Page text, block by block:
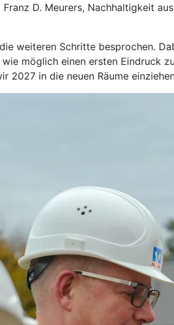
D. Meurers, Nachhaltigkeit
weiteren Schritte besprochen.
möglich einen ersten Eindruck
2027 in die neuen Räume